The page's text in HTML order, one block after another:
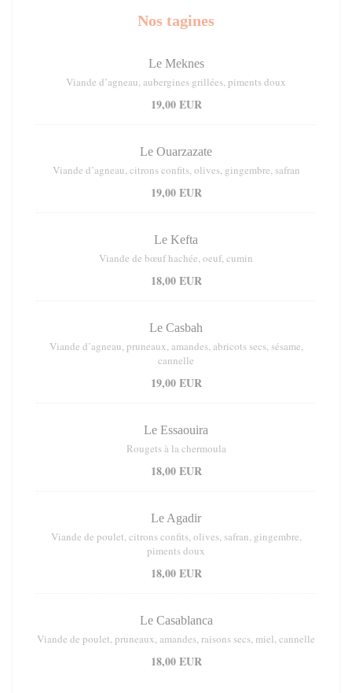
Nos tagines
Le Meknes
Viande d’agneau, aubergines grillées, piments doux
19,00 EUR
Le Ouarzazate
Viande d’agneau, citrons confits, olives, gingembre, safran
19,00 EUR
Le Kefta
Viande de bœuf hachée, oeuf, cumin
18,00 EUR
Le Casbah
Viande d’agneau, pruneaux, amandes, abricots secs, sésame,
cannelle
19,00 EUR
Le Essaouira
Rougets à la chermoula
18,00 EUR
Le Agadir
Viande de poulet, citrons confits, olives, safran, gingembre,
piments doux
18,00 EUR
Le Casablanca
Viande de poulet, pruneaux, amandes, raisons secs, miel, cannelle
18,00 EUR